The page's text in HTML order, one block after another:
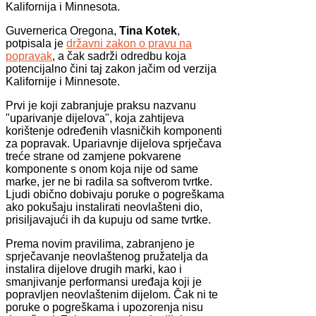
Kalifornija i Minnesota.
Guvernerica Oregona, Tina Kotek,
potpisala je državni zakon o pravu na
popravak, a čak sadrži odredbu koja
potencijalno čini taj zakon jačim od verzija
Kalifornije i Minnesote.
Prvi je koji zabranjuje praksu nazvanu
"uparivanje dijelova", koja zahtijeva
korištenje određenih vlasničkih komponenti
za popravak. Upariavnje dijelova sprječava
treće strane od zamjene pokvarene
komponente s onom koja nije od same
marke, jer ne bi radila sa softverom tvrtke.
Ljudi obično dobivaju poruke o pogreškama
ako pokušaju instalirati neovlašteni dio,
prisiljavajući ih da kupuju od same tvrtke.
Prema novim pravilima, zabranjeno je
sprječavanje neovlaštenog pružatelja da
instalira dijelove drugih marki, kao i
smanjivanje performansi uređaja koji je
popravljen neovlaštenim dijelom. Čak ni te
poruke o pogreškama i upozorenja nisu